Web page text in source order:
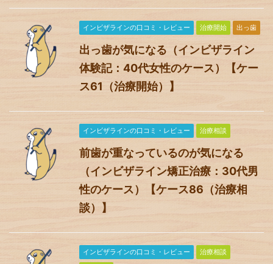
インビザラインの口コミ・レビュー 治療開始 出っ歯
出っ歯が気になる（インビザライン
体験記：40代女性のケース）【ケー
ス61（治療開始）】
インビザラインの口コミ・レビュー 治療相談
前歯が重なっているのが気になる
（インビザライン矯正治療：30代男
性のケース）【ケース86（治療相
談）】
インビザラインの口コミ・レビュー
治療相談